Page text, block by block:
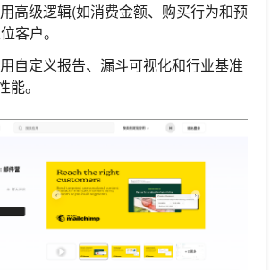
高级逻辑(如消费金额、购买行为和预
客户。
自定义报告、漏斗可视化和行业基准
能。